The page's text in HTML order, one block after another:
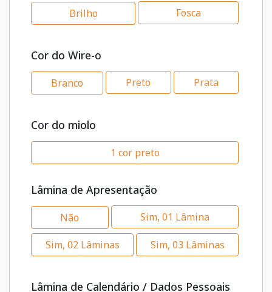
Brilho Fosca
Cor do Wire-o
Branco Preto Prata
Cor do miolo
1 cor preto
Lâmina de Apresentação
Não Sim, 01 Lâmina
Sim, 02 Lâminas Sim, 03 Lâminas
Lâmina de Calendário / Dados Pessoais